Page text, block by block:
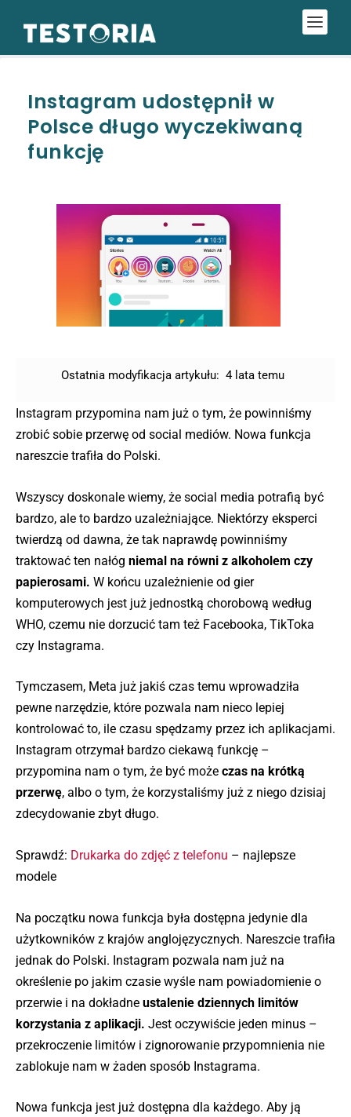
Instagram udostępnił w
Polsce długo wyczekiwaną
funkcję
Ostatnia modyfikacja artykułu: 4 lata temu
Instagram przypomina nam już o tym, że powinniśmy
zrobić sobie przerwę od social mediów. Nowa funkcja
nareszcie trafiła do Polski.
Wszyscy doskonale wiemy, że social media potrafią być
bardzo, ale to bardzo uzależniające. Niektórzy eksperci
twierdzą od dawna, że tak naprawdę powinniśmy
traktować ten nałóg niemal na równi z alkoholem czy
papierosami. W końcu uzależnienie od gier
komputerowych jest już jednostką chorobową według
WHO, czemu nie dorzucić tam też Facebooka, TikToka
czy Instagrama.
Tymczasem, Meta już jakiś czas temu wprowadziła
pewne narzędzie, które pozwala nam nieco lepiej
kontrolować to, ile czasu spędzamy przez ich aplikacjami.
Instagram otrzymał bardzo ciekawą funkcję –
przypomina nam o tym, że być może czas na krótką
przerwę, albo o tym, że korzystaliśmy już z niego dzisiaj
zdecydowanie zbyt długo.
Sprawdź: Drukarka do zdjęć z telefonu – najlepsze
modele
Na początku nowa funkcja była dostępna jedynie dla
użytkowników z krajów anglojęzycznych. Nareszcie trafiła
jednak do Polski. Instagram pozwala nam już na
określenie po jakim czasie wyśle nam powiadomienie o
przerwie i na dokładne ustalenie dziennych limitów
korzystania z aplikacji. Jest oczywiście jeden minus –
przekroczenie limitów i zignorowanie przypomnienia nie
zablokuje nam w żaden sposób Instagrama.
Nowa funkcja jest już dostępna dla każdego. Aby ją